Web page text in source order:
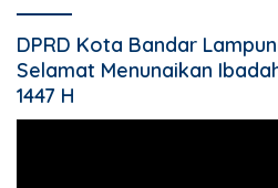
DPRD Kota Bandar
Selamat Menunaikan
1447 H